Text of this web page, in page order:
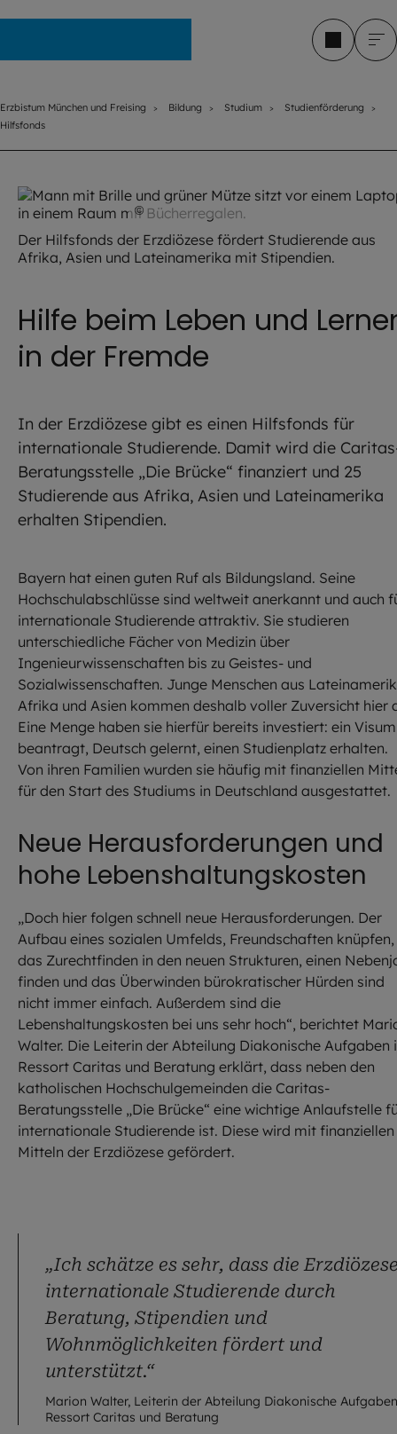
Erzbistum München und Freising Bildung Studium
Studienförderung
Hilfsfonds
© IMAGO / Zoonar
Der Hilfsfonds der Erzdiözese fördert Studierende aus
Afrika, Asien und Lateinamerika mit Stipendien.
Hilfe beim Leben und
in der Fremde
In der Erzdiözese gibt es einen Hilfsfonds für
internationale Studierende. Damit wird die
Beratungsstelle „Die Brücke“ finanziert und 25
Studierende aus Afrika, Asien und Lateinamerika
erhalten Stipendien.
Bayern hat einen guten Ruf als Bildungsland. Seine
Hochschulabschlüsse sind weltweit anerkannt und auch
internationale Studierende attraktiv. Sie studieren
unterschiedliche Fächer von Medizin über
Ingenieurwissenschaften bis zu Geistes- und
Sozialwissenschaften. Junge Menschen aus
Afrika und Asien kommen deshalb voller Zuversicht hier
Eine Menge haben sie hierfür bereits investiert: ein Visum
beantragt, Deutsch gelernt, einen Studienplatz erhalten.
Von ihren Familien wurden sie häufig mit finanziellen
für den Start des Studiums in Deutschland ausgestattet.
Neue Herausforderungen und
hohe Lebenshaltungskosten
„Doch hier folgen schnell neue Herausforderungen. Der
Aufbau eines sozialen Umfelds, Freundschaften knüpfen,
das Zurechtfinden in den neuen Strukturen, einen
finden und das Überwinden bürokratischer Hürden sind
nicht immer einfach. Außerdem sind die
Lebenshaltungskosten bei uns sehr hoch“, berichtet
Walter. Die Leiterin der Abteilung Diakonische Aufgaben
Ressort Caritas und Beratung erklärt, dass neben den
katholischen Hochschulgemeinden die Caritas-
Beratungsstelle „Die Brücke“ eine wichtige Anlaufstelle
internationale Studierende ist. Diese wird mit finanziellen
Mitteln der Erzdiözese gefördert.
„Ich schätze es sehr, dass die
internationale Studierende durch
Beratung, Stipendien und
Wohnmöglichkeiten fördert und
unterstützt.“
Marion Walter, Leiterin der Abteilung Diakonische
Ressort Caritas und Beratung